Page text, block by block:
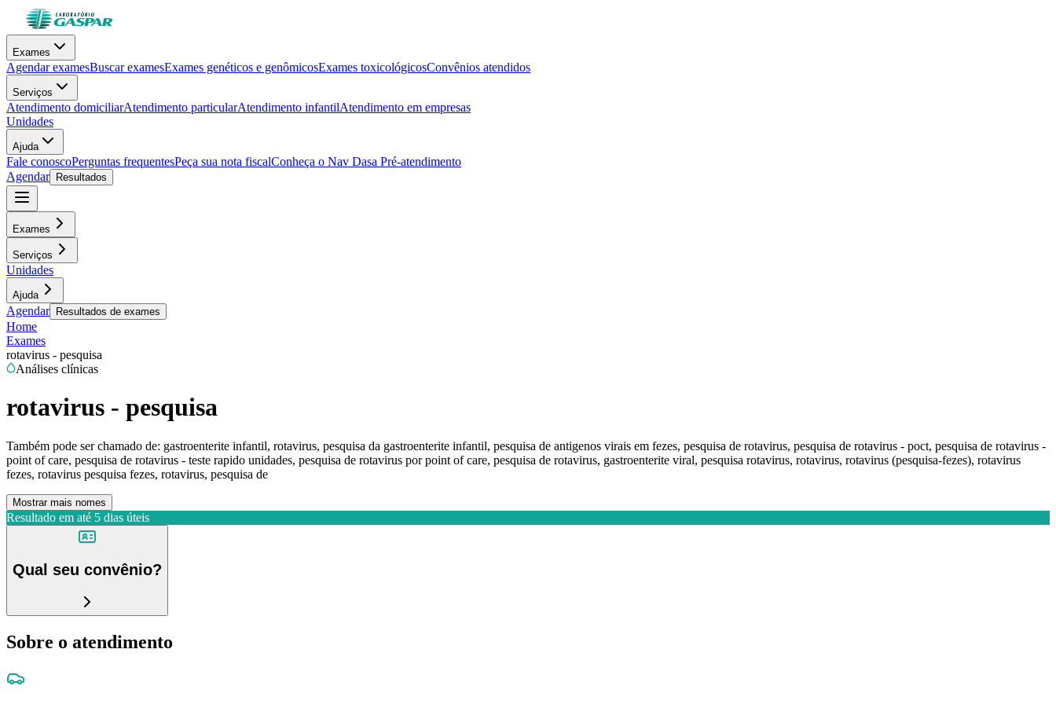
Exames
Agendar examesBuscar examesExames genéticos e genômicosExames toxicológicosConvênios atendidos
Serviços
Atendimento domiciliarAtendimento particularAtendimento infantilAtendimento em empresas
Unidades
Ajuda
Fale conoscoPerguntas frequentesPeça sua nota fiscalConheça o Nav Dasa Pré-atendimento
Agendar
Resultados
Exames
Serviços
Unidades
Ajuda
Agendar Resultados de exames
Home
Exames
rotavirus - pesquisa
Análises clínicas
rotavirus - pesquisa
Também pode ser chamado de: gastroenterite infantil, rotavirus, pesquisa da gastroenterite infantil, pesquisa de antigenos virais em fezes, pesquisa de rotavirus, pesquisa de rotavirus - poct, pesquisa de rotavirus -
point of care, pesquisa de rotavirus - teste rapido unidades, pesquisa de rotavirus por point of care, pesquisa de rotavirus, gastroenterite viral, pesquisa rotavirus, rotavirus, rotavirus (pesquisa-fezes), rotavirus
fezes, rotavirus pesquisa fezes, rotavirus, pesquisa de
Mostrar mais nomes
Resultado em até 5 dias úteis
Qual seu convênio?
Sobre o atendimento